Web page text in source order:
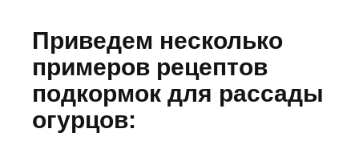
Приведем несколько
примеров рецептов
подкормок для рассады
огурцов: